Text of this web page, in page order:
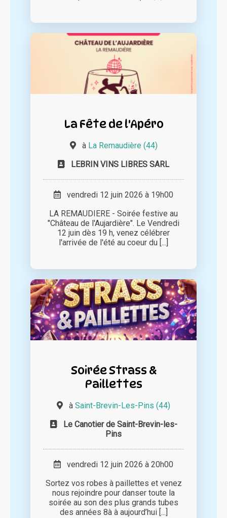
La Fête de l'Apéro
à La Remaudière (44)
LEBRIN VINS LIBRES SARL
vendredi 12 juin 2026 à 19h00
LA REMAUDIERE - Soirée festive au
"Château de l'Aujardière". Le Vendredi
12 juin dès 19 h, venez célébrer
l'arrivée de l'été au coeur du [...]
Soirée Strass &
Paillettes
à Saint-Brevin-Les-Pins (44)
Le Canotier de Saint-Brevin-les-
Pins
vendredi 12 juin 2026 à 20h00
Sortez vos robes à paillettes et venez
nous rejoindre pour danser toute la
soirée au son des plus grands tubes
des années 8à à aujourd’hui [...]